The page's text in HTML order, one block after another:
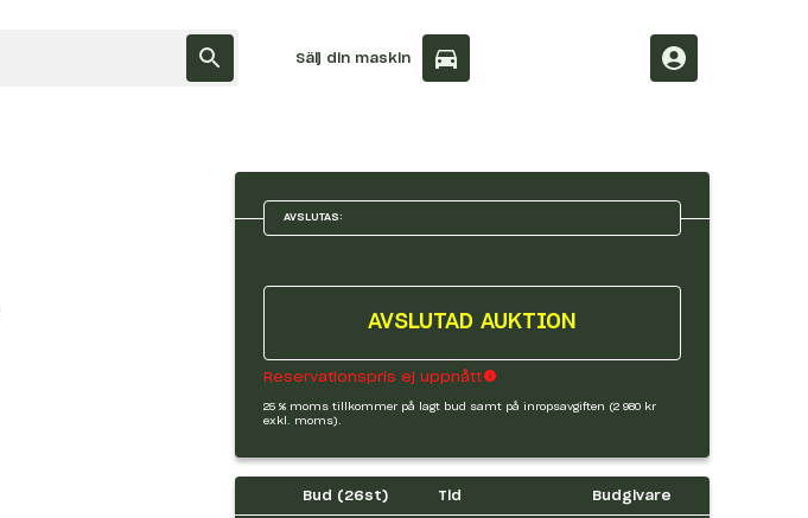
Sälj din maskin
AVSLUTAS:
AVSLUTAD AUKTION
Reservationspris ej uppnått
25 % moms tillkommer på lagt bud samt på inropsavgiften (2 980 kr
exkl. moms).
Bud (26st) Tid Budgivare